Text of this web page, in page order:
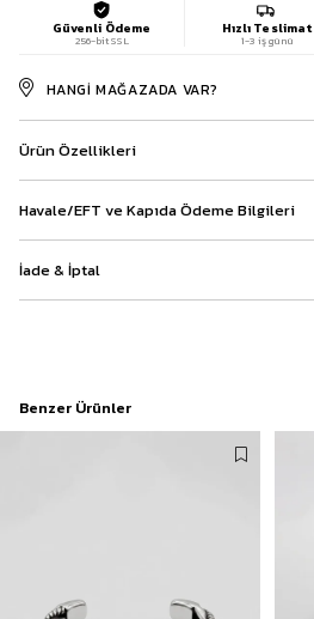
Güvenli Ödeme
256-bit SSL
Hızlı Teslimat
1-3 iş günü
HANGI MAĞAZADA VAR?
Ürün Özellikleri
Havale/EFT ve Kapıda Ödeme Bilgileri
İade & İptal
Benzer Ürünler